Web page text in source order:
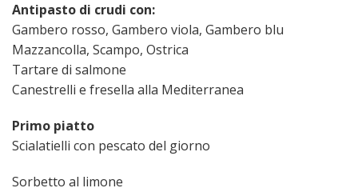
Antipasto di crudi con:
Gambero rosso, Gambero viola, Gambero blu
Mazzancolla, Scampo, Ostrica
Tartare di salmone
Canestrelli e fresella alla Mediterranea
Primo piatto
Scialatielli con pescato del giorno
Sorbetto al limone